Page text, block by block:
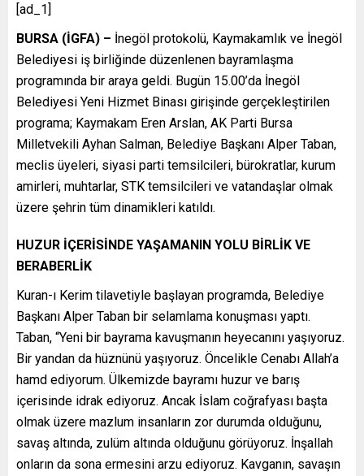
[ad_1]
BURSA (İGFA) – İnegöl protokolü, Kaymakamlık ve İnegöl
Belediyesi iş birliğinde düzenlenen bayramlaşma
programında bir araya geldi. Bugün 15.00’da İnegöl
Belediyesi Yeni Hizmet Binası girişinde gerçekleştirilen
programa; Kaymakam Eren Arslan, AK Parti Bursa
Milletvekili Ayhan Salman, Belediye Başkanı Alper Taban,
meclis üyeleri, siyasi parti temsilcileri, bürokratlar, kurum
amirleri, muhtarlar, STK temsilcileri ve vatandaşlar olmak
üzere şehrin tüm dinamikleri katıldı.
HUZUR İÇERİSİNDE YAŞAMANIN YOLU BİRLİK VE
BERABERLİK
Kuran-ı Kerim tilavetiyle başlayan programda, Belediye
Başkanı Alper Taban bir selamlama konuşması yaptı.
Taban, “Yeni bir bayrama kavuşmanın heyecanını yaşıyoruz.
Bir yandan da hüznünü yaşıyoruz. Öncelikle Cenabı Allah’a
hamd ediyorum. Ülkemizde bayramı huzur ve barış
içerisinde idrak ediyoruz. Ancak İslam coğrafyası başta
olmak üzere mazlum insanların zor durumda olduğunu,
savaş altında, zulüm altında olduğunu görüyoruz. İnşallah
onların da sona ermesini arzu ediyoruz. Kavganın, savaşın